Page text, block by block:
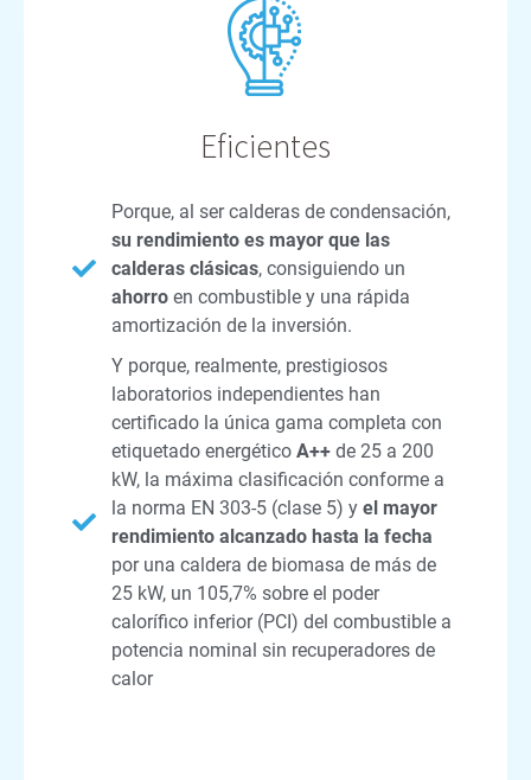
Eficientes
Porque, al ser calderas de condensación,
su rendimiento es mayor que las
calderas clásicas, consiguiendo un
ahorroen combustible y una rápida
amortización de la inversión.
Y porque, realmente, prestigiosos
laboratorios independientes han
certificado la única gama completa con
etiquetado energético A++de 25 a 200
kW, la máxima clasificación conforme a
la norma EN 303-5 (clase 5) y el mayor
rendimiento alcanzado hasta la fecha
por una caldera de biomasa de más de
25 kW, un 105,7% sobre el poder
calorífico inferior (PCI) del combustible a
potencia nominal sin recuperadores de
calor